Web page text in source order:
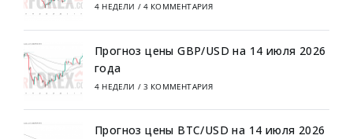
4 НЕДЕЛИ / 4 КОММЕНТАРИЯ
Прогноз цены GBP/USD на 14 июля 2026
года
4 НЕДЕЛИ / 3 КОММЕНТАРИЯ
Прогноз цены BTC/USD на 14 июля 2026